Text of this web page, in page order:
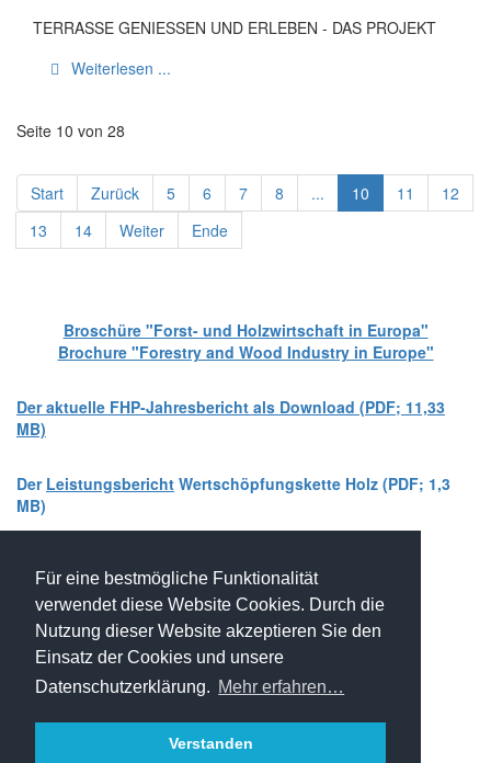
Für eine bestmögliche Funktionalität
verwendet diese Website Cookies. Durch die
Nutzung dieser Website akzeptieren Sie den
Einsatz der Cookies und unsere
Datenschutzerklärung. Mehr erfahren…
Verstanden
TERRASSE GENIESSEN UND ERLEBEN - DAS PROJEKT
Weiterlesen ...
Seite 10 von 28
Start Zurück 5 6 7 8 ... 10 11
12
13
14 Weiter Ende
Broschüre "Forst- und Holzwirtschaft in Europa"
Brochure "Forestry and Wood Industry in Europe"
Der aktuelle FHP-Jahresbericht als Download (PDF; 11,33
MB)
Der Leistungsbericht Wertschöpfungskette Holz (PDF; 1,3
MB)
https://openpetition.eu/!qtmdr
FHP - Kooperationsplattform Forst Holz Papier
Marxergasse 2/ 4. Stock - 1030 Wien
T: +43 1 402 01 12 900
office@forstholzpapier.at
Impressum / Datenschutz